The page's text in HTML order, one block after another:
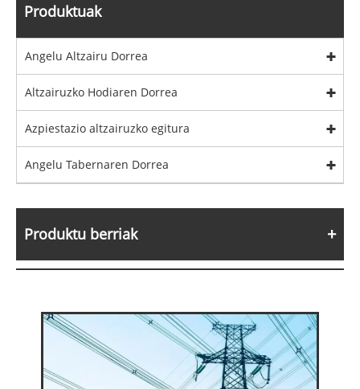
Produktuak
Angelu Altzairu Dorrea
Altzairuzko Hodiaren Dorrea
Azpiestazio altzairuzko egitura
Angelu Tabernaren Dorrea
Produktu berriak